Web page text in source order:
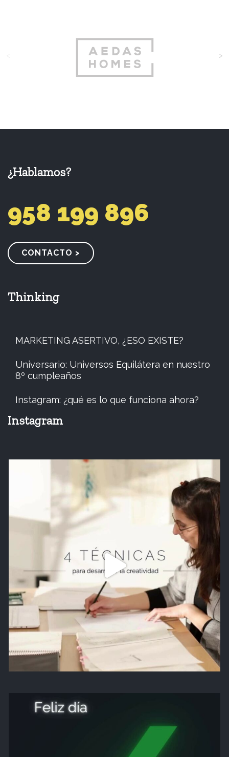
>
¿Hablamos?
958 199 896
CONTACTO >
Thinking
MARKETING ASERTIVO, ¿ESO EXISTE?
Universario: Universos Equilátera en nuestro
8º cumpleaños
Instagram: ¿qué es lo que funciona ahora?
Instagram